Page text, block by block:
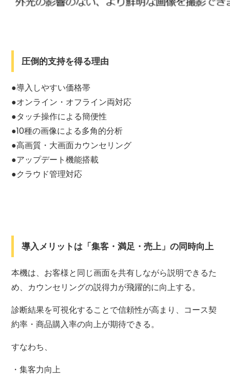
圧倒的支持を得る理由
●導入しやすい価格帯
●オンライン・オフライン両対応
●タッチ操作による簡便性
●10種の画像による多角的分析
●高画質・大画面カウンセリング
●アップデート機能搭載
●クラウド管理対応
導入メリットは「集客・満足・売上」の同時向上
本機は、お客様と同じ画面を共有しながら説明できるた
め、カウンセリングの説得力が飛躍的に向上する。
診断結果を可視化することで信頼性が高まり、コース契
約率・商品購入率の向上が期待できる。
すなわち、
・集客力向上